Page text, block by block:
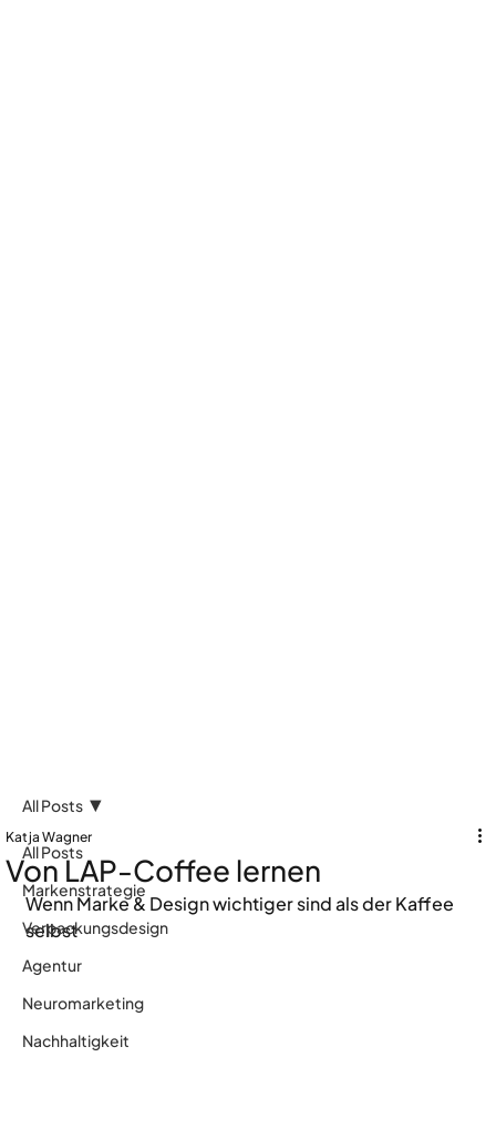
All Posts
Markenstrategie
Verpackungsdesign
Agentur
Neuromarketing
Nachhaltigkeit
All Posts
Von LAP-Coffee lernen
Katja Wagner
Wenn Marke & Design wichtiger sind als der Kaffee
selbst